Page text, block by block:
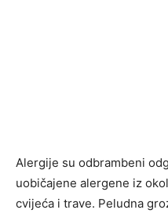
Alergije su odbrambeni
uobičajene alergene iz
cvijeća i trave. Peludna